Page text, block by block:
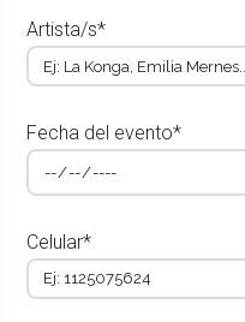
Artista/s*
Fecha del evento*
Celular*